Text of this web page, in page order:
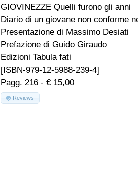
GIOVINEZZE Quelli furono gli anni
Diario di un giovane non conforme
Presentazione di Massimo Desiati
Prefazione di Guido Giraudo
Edizioni Tabula fati
[ISBN-979-12-5988-239-4]
Pagg. 216 - € 15,00
Reviews